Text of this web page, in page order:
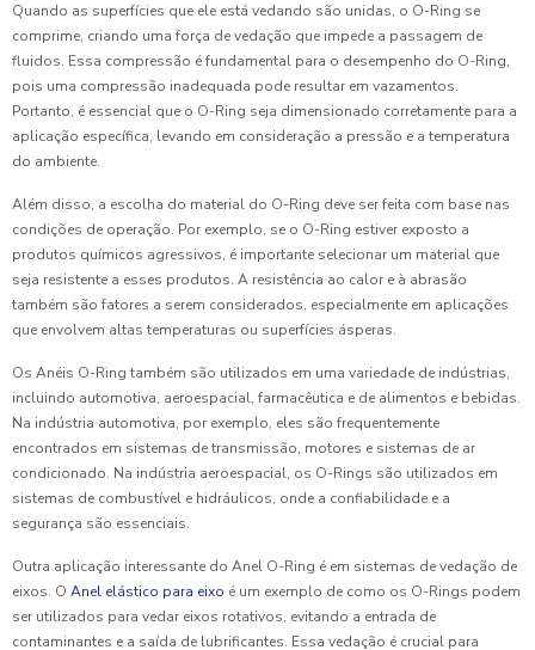
Quando as superfícies que ele está vedando são unidas, o O-Ring se
comprime, criando uma força de vedação que impede a passagem de
fluidos. Essa compressão é fundamental para o desempenho do O-Ring,
pois uma compressão inadequada pode resultar em vazamentos.
Portanto, é essencial que o O-Ring seja dimensionado corretamente para a
aplicação específica, levando em consideração a pressão e a temperatura
do ambiente.
Além disso, a escolha do material do O-Ring deve ser feita com base nas
condições de operação. Por exemplo, se o O-Ring estiver exposto a
produtos químicos agressivos, é importante selecionar um material que
seja resistente a esses produtos. A resistência ao calor e à abrasão
também são fatores a serem considerados, especialmente em aplicações
que envolvem altas temperaturas ou superfícies ásperas.
Os Anéis O-Ring também são utilizados em uma variedade de indústrias,
incluindo automotiva, aeroespacial, farmacêutica e de alimentos e bebidas.
Na indústria automotiva, por exemplo, eles são frequentemente
encontrados em sistemas de transmissão, motores e sistemas de ar
condicionado. Na indústria aeroespacial, os O-Rings são utilizados em
sistemas de combustível e hidráulicos, onde a confiabilidade e a
segurança são essenciais.
Outra aplicação interessante do Anel O-Ring é em sistemas de vedação de
eixos. O Anel elástico para eixo é um exemplo de como os O-Rings podem
ser utilizados para vedar eixos rotativos, evitando a entrada de
contaminantes e a saída de lubrificantes. Essa vedação é crucial para